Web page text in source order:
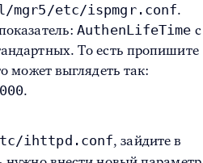
etc/ispmgr.conf.
AuthenLifeTime с
То есть пропишите
может выглядеть так:
.
ihttpd.conf, зайдите в